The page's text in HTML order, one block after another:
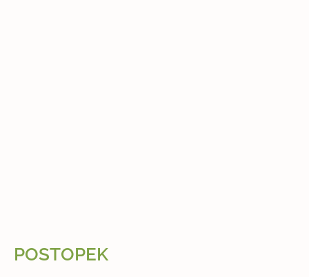
POSTOPEK